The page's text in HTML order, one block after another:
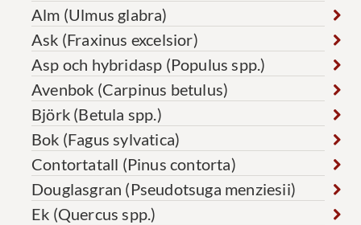
Alm (Ulmus glabra)
Ask (Fraxinus excelsior)
Asp och hybridasp (Populus spp.)
Avenbok (Carpinus betulus)
Björk (Betula spp.)
Bok (Fagus sylvatica)
Contortatall (Pinus contorta)
Douglasgran (Pseudotsuga menziesii)
Ek (Quercus spp.)